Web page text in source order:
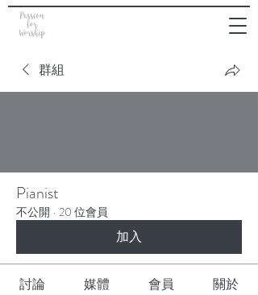
群組
Pianist
不公開 · 20 位會員
加入
討論 媒體 會員 關於